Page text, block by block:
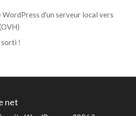
d'un serveur local vers
sorti !
net